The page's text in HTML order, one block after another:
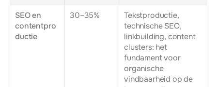
SEO en
contentpro
ductie
30–35%
Tekstproductie,
technische SEO,
linkbuilding, content
clusters: het
fundament voor
organische
vindbaarheid op de